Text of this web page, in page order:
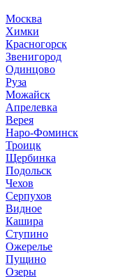
Москва
Химки
Красногорск
Звенигород
Одинцово
Руза
Можайск
Апрелевка
Верея
Наро-Фоминск
Троицк
Щербинка
Подольск
Чехов
Серпухов
Видное
Кашира
Ступино
Ожерелье
Пущино
Озеры